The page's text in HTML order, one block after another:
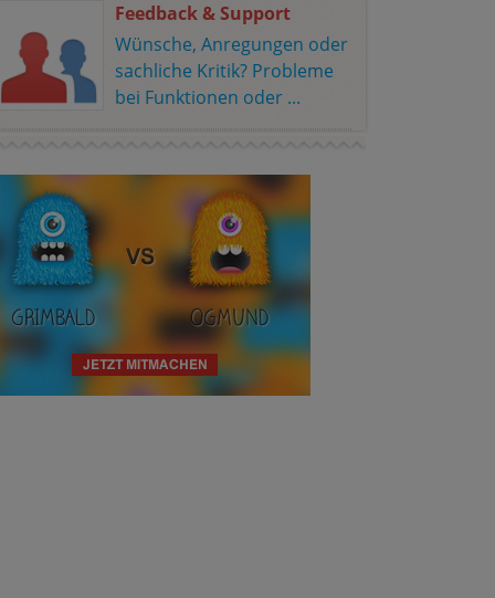
Feedback & Support
Wünsche, Anregungen oder
sachliche Kritik? Probleme
bei Funktionen oder ...